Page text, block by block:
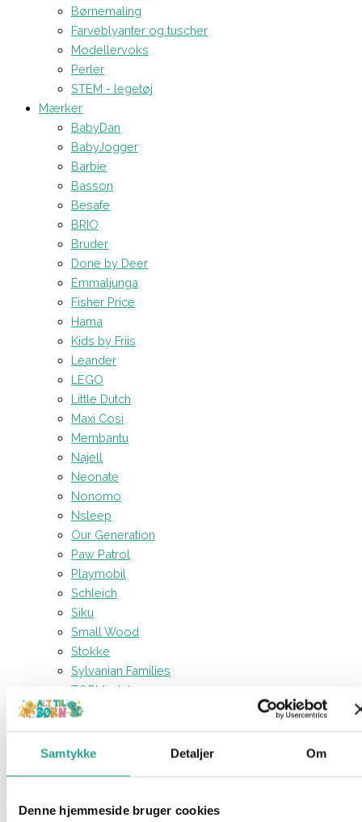
Samtykke Detaljer Om
Denne hjemmeside bruger cookies
Børnemaling
Farveblyanter og tuscher
Modellervoks
Perler
STEM - legetøj
Mærker
BabyDan
BabyJogger
Barbie
Basson
Besafe
BRIO
Bruder
Done by Deer
Emmaljunga
Fisher Price
Hama
Kids by Friis
Leander
LEGO
Little Dutch
Maxi Cosi
Membantu
Najell
Neonate
Nonomo
Nsleep
Our Generation
Paw Patrol
Playmobil
Schleich
Siku
Small Wood
Stokke
Sylvanian Families
TOPModel
Träumeland
Vtech